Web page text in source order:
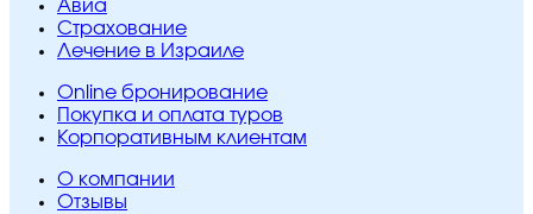
Авиа
Страхование
Лечение в Израиле
Online бронирование
Покупка и оплата туров
Корпоративным клиентам
O компании
Отзывы